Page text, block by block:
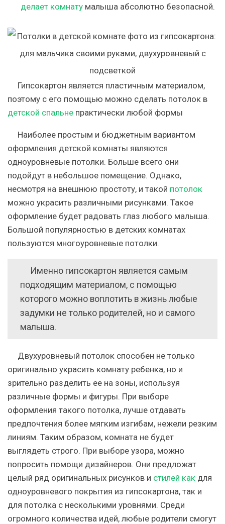
делает комнатумалыша абсолютно безопасной.
Гипсокартон является пластичным материалом,
поэтому с его помощью можно сделать потолок в
детской спальне практически любой формы
Наиболее простым и бюджетным вариантом
оформления детской комнаты являются
одноуровневые потолки. Больше всего они
подойдут в небольшое помещение. Однако,
несмотря на внешнюю простоту, и такой потолок
можно украсить различными рисунками. Такое
оформление будет радовать глаз любого малыша.
Большой популярностью в детских комнатах
пользуются многоуровневые потолки.
Именно гипсокартон является самым
подходящим материалом, с помощью
которого можно воплотить в жизнь любые
задумки не только родителей, но и самого
малыша.
Двухуровневый потолок способен не только
оригинально украсить комнату ребенка, но и
зрительно разделить ее на зоны, используя
различные формы и фигуры. При выборе
оформления такого потолка, лучше отдавать
предпочтения более мягким изгибам, нежели резким
линиям. Таким образом, комната не будет
выглядеть строго. При выборе узора, можно
попросить помощи дизайнеров. Они предложат
целый ряд оригинальных рисунков и стилей как для
одноуровневого покрытия из гипсокартона, так и
для потолка с несколькими уровнями. Среди
огромного количества идей, любые родители смогут